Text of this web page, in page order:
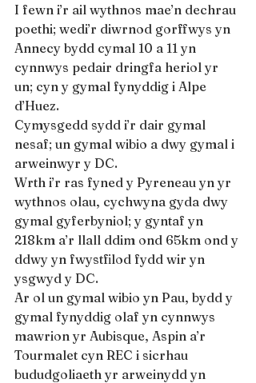
I fewn i’r ail wythnos mae’n dechrau
poethi; wedi’r diwrnod gorffwys yn
Annecy bydd cymal 10 a 11 yn
cynnwys pedair dringfa heriol yr
un; cyn y gymal fynyddig i Alpe
d’Huez.
Cymysgedd sydd i’r dair gymal
nesaf; un gymal wibio a dwy gymal i
arweinwyr y DC.
Wrth i’r ras fyned y Pyreneau yn yr
wythnos olau, cychwyna gyda dwy
gymal gyferbyniol; y gyntaf yn
218km a’r llall ddim ond 65km ond y
ddwy yn fwystfilod fydd wir yn
ysgwyd y DC.
Ar ol un gymal wibio yn Pau, bydd y
gymal fynyddig olaf yn cynnwys
mawrion yr Aubisque, Aspin a’r
Tourmalet cyn REC i sicrhau
bududgoliaeth yr arweinydd yn